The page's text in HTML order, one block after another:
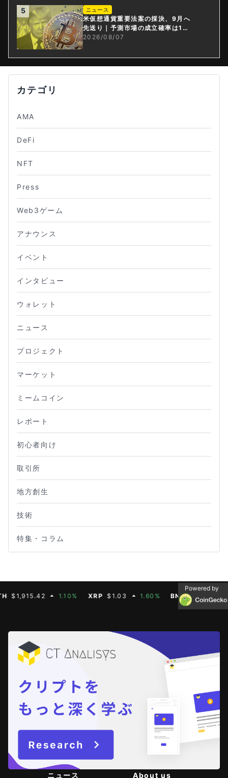
5 ニュース
米仮想通貨重要法案の採決、9月へ
先送り｜予測市場の成立確率は1
4%に
2026/08/07
カテゴリ
AMA
DeFi
NFT
Press
Web3ゲーム
アナウンス
イベント
インタビュー
ウォレット
ニュース
プロジェクト
マーケット
ミームコイン
レポート
初心者向け
取引所
地方創生
技術
特集・コラム
1.10% XRP $1.03 1.60% BNB $592.88
Powered by
ニュース About us